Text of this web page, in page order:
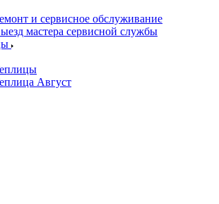
и сервисное обслуживание
мастера сервисной службы
Август